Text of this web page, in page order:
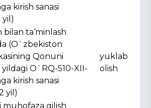
kirish sanasi
yil)
bilan ta‘minlash
(O`zbekiston
Qonuni
yildagi O`RQ-510-XII-
kirish sanasi
yil)
yuklab
olish
muhofaza qilish